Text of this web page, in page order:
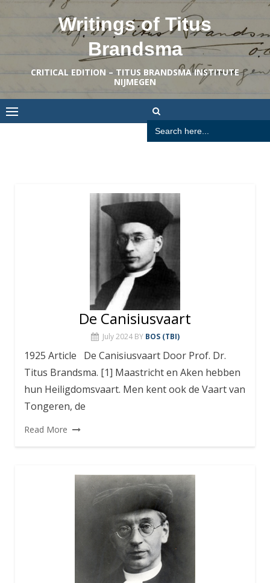
Writings of Titus
Brandsma
CRITICAL EDITION – TITUS BRANDSMA INSTITUTE
NIJMEGEN
Search
for:
De Canisiusvaart
July 2024 BY BOS (TBI)
1925 Article De Canisiusvaart Door Prof. Dr.
Titus Brandsma. [1] Maastricht en Aken hebben
hun Heiligdomsvaart. Men kent ook de Vaart van
Tongeren, de
Read More